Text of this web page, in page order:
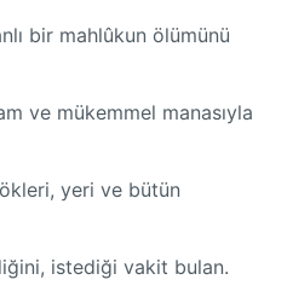
bir mahlûkun ölümünü
ve mükemmel manasıyla
yeri ve bütün
istediği vakit bulan.